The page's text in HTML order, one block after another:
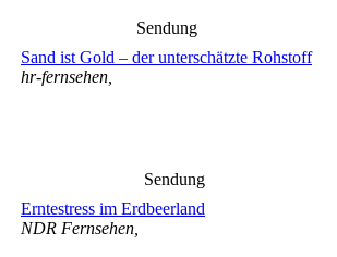
Sendung
Sand ist Gold – der unterschätzte Rohstoff
hr-fernsehen,
Sendung
Erntestress im Erdbeerland
NDR Fernsehen,